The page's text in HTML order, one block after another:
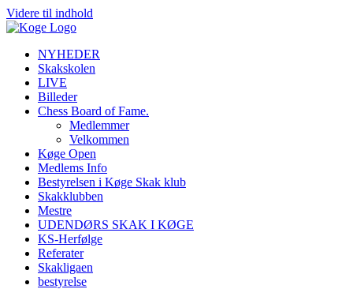
Videre til indhold
NYHEDER
Skakskolen
LIVE
Billeder
Chess Board of Fame.
Medlemmer
Velkommen
Køge Open
Medlems Info
Bestyrelsen i Køge Skak klub
Skakklubben
Mestre
UDENDØRS SKAK I KØGE
KS-Herfølge
Referater
Skakligaen
bestyrelse